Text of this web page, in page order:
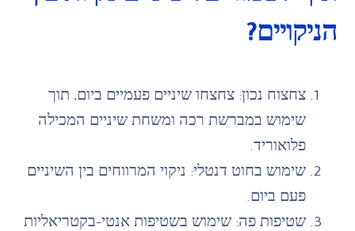
הניקויים?
צחצוח נכון: צחצחו שיניים פעמיים ביום, תוך
שימוש במברשת רכה ומשחת שיניים המכילה
פלואוריד.
שימוש בחוט דנטלי: ניקוי המרווחים בין השיניים
פעם ביום.
שטיפות פה: שימוש בשטיפות אנטי-בקטריאליות